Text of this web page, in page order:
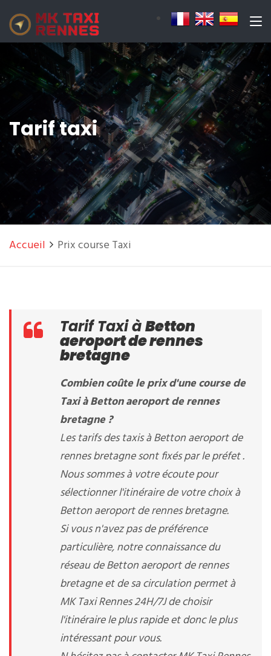
Tarif taxi
Accueil Prix course Taxi
Tarif Taxi àBetton
aeroport de rennes
bretagne
Combien coûte le prix d'une course de
Taxi à Betton aeroport de rennes
bretagne ?
Les tarifs des taxis à Betton aeroport de
rennes bretagne sont fixés par le préfet .
Nous sommes à votre écoute pour
sélectionner l'itinéraire de votre choix à
Betton aeroport de rennes bretagne.
Si vous n'avez pas de préférence
particulière, notre connaissance du
réseau de Betton aeroport de rennes
bretagne et de sa circulation permet à
MK Taxi Rennes 24H/7J de choisir
l'itinéraire le plus rapide et donc le plus
intéressant pour vous.